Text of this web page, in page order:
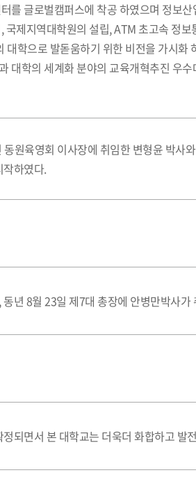
를 글로벌캠퍼스에 착공 하였으며 정보
제지역대학원의 설립, ATM 초고속 정
학으로 발돋움하기 위한 비전을 가시화
대학의 세계화 분야의 교육개혁추진 우
원육영회 이사장에 취임한 변형윤 박사
하였다.
년 8월 23일 제7대 총장에 안병만박사가
되면서 본 대학교는 더욱더 화합하고 발